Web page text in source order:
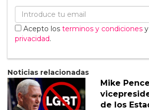
Acepto los terminos y condiciones
privacidad.
Noticias relacionadas
Mike
de los